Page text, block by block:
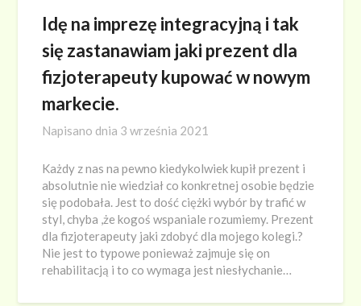
Idę na imprezę integracyjną i tak
się zastanawiam jaki prezent dla
fizjoterapeuty kupować w nowym
markecie.
Napisano dnia 3 września 2021
Każdy z nas na pewno kiedykolwiek kupił prezent i
absolutnie nie wiedział co konkretnej osobie będzie
się podobała. Jest to dość ciężki wybór by trafić w
styl, chyba ,że kogoś wspaniale rozumiemy. Prezent
dla fizjoterapeuty jaki zdobyć dla mojego kolegi.?
Nie jest to typowe ponieważ zajmuje się on
rehabilitacją i to co wymaga jest niesłychanie…